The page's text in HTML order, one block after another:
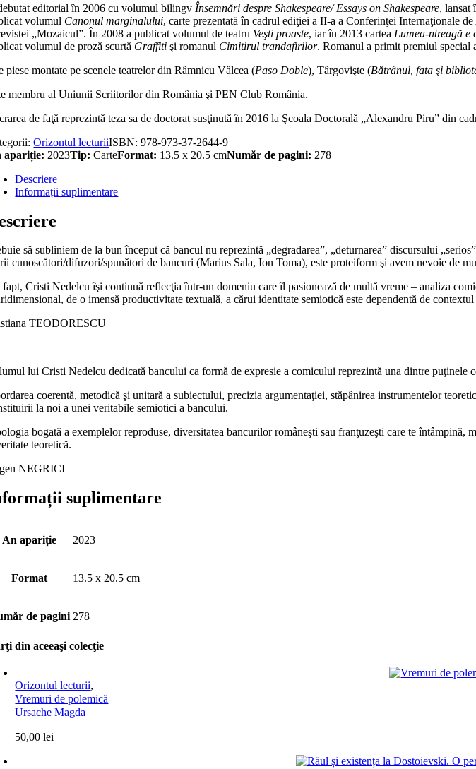
editorial în 2006 cu volumul bilingv Însemnări despre Shakespeare/ Essays on Shakespeare, lansat
volumul Canonul marginalului, carte prezentată în cadrul ediţiei a II-a a Conferinţei Internaţionale
„Mozaicul”. În 2008 a publicat volumul de teatru Veşti proaste, iar în 2013 cartea Lumea-ntreagă e
volumul de proză scurtă Graffiti şi romanul Cimitirul trandafirilor. Romanul a primit premiul
piese montate pe scenele teatrelor din Râmnicu Vâlcea (Paso Doble), Târgovişte (Bătrânul, fata şi
membru al Uniunii Scriitorilor din România şi PEN Club România.
de faţă reprezintă teza sa de doctorat susţinută în 2016 la Şcoala Doctorală „Alexandru Piru” din
Orizontul lecturiiISBN:978-973-37-2644-9
apariție: 2023Tip: CarteFormat: 13.5 x 20.5 cmNumăr de pagini: 278
Descriere
Informații suplimentare
să subliniem de la bun început că bancul nu reprezintă „degradarea”, „deturnarea” discursului
cunoscători/difuzori/spunători de bancuri (Marius Sala, Ion Toma), este proteiform şi avem nevoie de
fapt, Cristi Nedelcu îşi continuă reflecţia într-un domeniu care îl pasionează de multă vreme – analiza
de o imensă productivitate textuală, a cărui identitate semiotică este dependentă de contextul
TEODORESCU
lui Cristi Nedelcu dedicată bancului ca formă de expresie a comicului reprezintă una dintre puţinele
coerentă, metodică şi unitară a subiectului, precizia argumentaţiei, stăpânirea instrumentelor
la noi a unei veritabile semiotici a bancului.
bogată a exemplelor reproduse, diversitatea bancurilor româneşti sau franţuzeşti care te întâmpină,
teoretică.
NEGRICI
suplimentare
An apariție 2023
Format 13.5 x 20.5 cm
de pagini 278
din aceeaşi colecţie
Orizontul lecturii,
Vremuri de polemică
Ursache Magda
50,00lei